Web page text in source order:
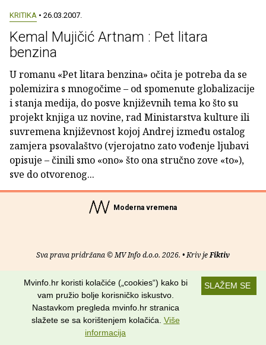
KRITIKA • 26.03.2007.
Kemal Mujičić Artnam : Pet litara
benzina
U romanu «Pet litara benzina» očita je potreba da se
polemizira s mnogočime – od spomenute globalizacije
i stanja medija, do posve književnih tema ko što su
projekt knjiga uz novine, rad Ministarstva kulture ili
suvremena književnost kojoj Andrej između ostalog
zamjera psovalaštvo (vjerojatno zato vođenje ljubavi
opisuje – činili smo «ono» što ona stručno zove «to»),
sve do otvorenog...
Moderna vremena
Sva prava pridržana © MV Info d.o.o. 2026. • Kriv jeFiktiv
O nama • Pomoć• Uvjeti korištenja• RSS kanali
Potraži nas na:
SLAŽEM SE
Mvinfo.hr koristi kolačiće („cookies“) kako bi
vam pružio bolje korisničko iskustvo.
Nastavkom pregleda mvinfo.hr stranica
slažete se sa korištenjem kolačića. Više
informacija